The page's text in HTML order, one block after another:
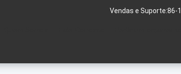
Vendas e Suporte:86-